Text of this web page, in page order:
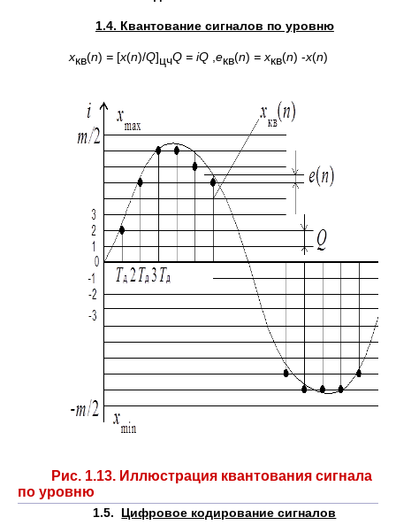
1.4. Квантование сигналов по уровню
хкв(n) = [x(n)/Q]цчQ= iQ, eкв(n) = хкв(n) -x(n)
Рис. 1.13. Иллюстрация квантования сигнала
по уровню
1.5. Цифровое кодирование сигналов